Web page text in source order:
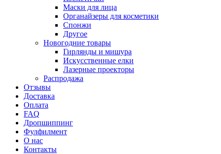
Маски для лица
Органайзеры для косметики
Спонжи
Другое
Новогодние товары
Гирлянды и мишура
Искусственные елки
Лазерные проекторы
Распродажа
Отзывы
Доставка
Оплата
FAQ
Дропшиппинг
Фулфилмент
О нас
Контакты